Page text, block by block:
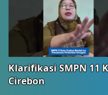
Klarifikasi SMPN 11
Cirebon